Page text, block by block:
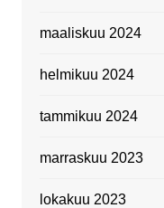
maaliskuu 2024
helmikuu 2024
tammikuu 2024
marraskuu 2023
lokakuu 2023